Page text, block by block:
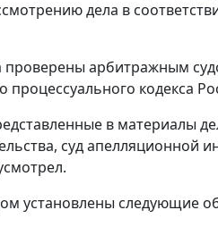
дела в
проверены арбитражным
процессуального кодекса
в материалы
суд апелляционной
установлены следующие